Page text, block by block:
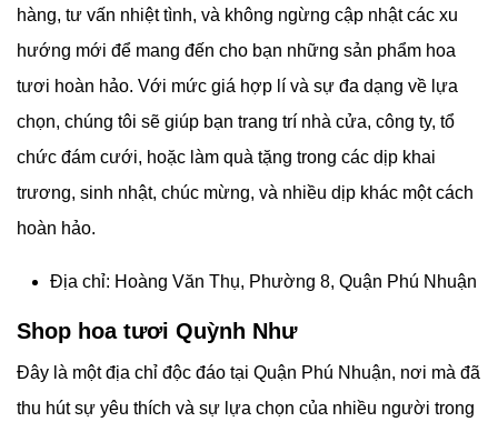
hàng, tư vấn nhiệt tình, và không ngừng cập nhật các xu
hướng mới để mang đến cho bạn những sản phẩm hoa
tươi hoàn hảo. Với mức giá hợp lí và sự đa dạng về lựa
chọn, chúng tôi sẽ giúp bạn trang trí nhà cửa, công ty, tổ
chức đám cưới, hoặc làm quà tặng trong các dịp khai
trương, sinh nhật, chúc mừng, và nhiều dịp khác một cách
hoàn hảo.
Địa chỉ: Hoàng Văn Thụ, Phường 8, Quận Phú Nhuận
Shop hoa tươi Quỳnh Như
Đây là một địa chỉ độc đáo tại Quận Phú Nhuận, nơi mà đã
thu hút sự yêu thích và sự lựa chọn của nhiều người trong